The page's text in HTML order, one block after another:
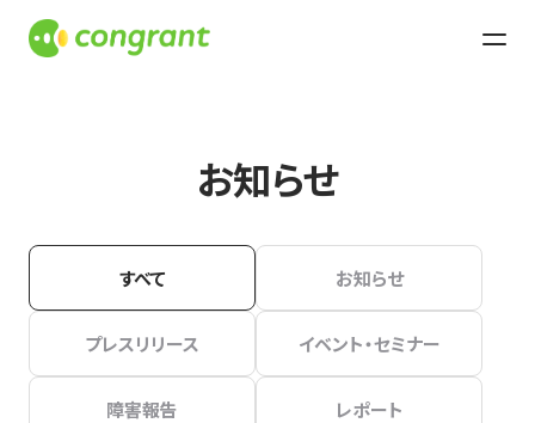
お知らせ
すべて お知らせ
プレスリリース イベント・セミナー
障害報告 レポート